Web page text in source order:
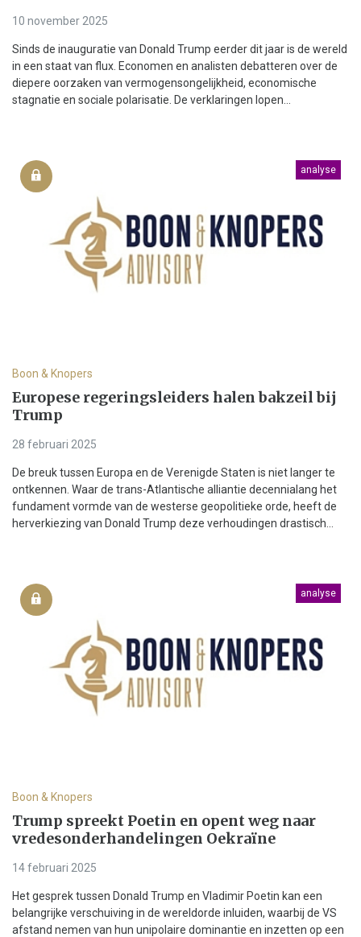
10 november 2025
Sinds de inauguratie van Donald Trump eerder dit jaar is de wereld
in een staat van flux. Economen en analisten debatteren over de
diepere oorzaken van vermogensongelijkheid, economische
stagnatie en sociale polarisatie. De verklaringen lopen...
analyse
Boon & Knopers
Europese regeringsleiders halen bakzeil bij
Trump
28 februari 2025
De breuk tussen Europa en de Verenigde Staten is niet langer te
ontkennen. Waar de trans-Atlantische alliantie decennialang het
fundament vormde van de westerse geopolitieke orde, heeft de
herverkiezing van Donald Trump deze verhoudingen drastisch...
analyse
Boon & Knopers
Trump spreekt Poetin en opent weg naar
vredesonderhandelingen Oekraïne
14 februari 2025
Het gesprek tussen Donald Trump en Vladimir Poetin kan een
belangrijke verschuiving in de wereldorde inluiden, waarbij de VS
afstand nemen van hun unipolaire dominantie en inzetten op een